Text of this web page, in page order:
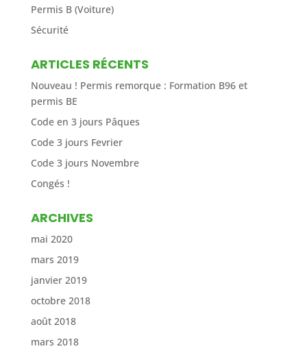
Permis B (Voiture)
Sécurité
ARTICLES RÉCENTS
Nouveau ! Permis remorque : Formation B96 et
permis BE
Code en 3 jours Pâques
Code 3 jours Fevrier
Code 3 jours Novembre
Congés !
ARCHIVES
mai 2020
mars 2019
janvier 2019
octobre 2018
août 2018
mars 2018